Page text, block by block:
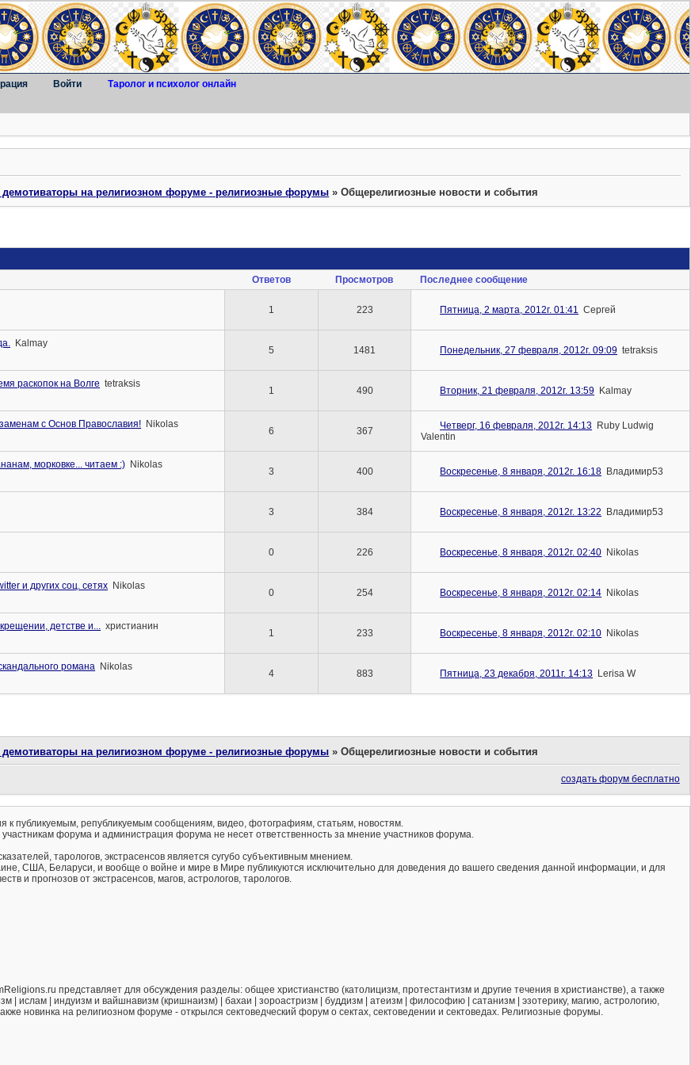
Войти Таролог и психолог онлайн
на религиозном форуме - религиозные форумы »Общерелигиозные новости и события
Ответов Просмотров Последнее сообщение
1 223 Пятница, 2 марта, 2012г. 01:41 Сергей
Kalmay
5 1481 Понедельник, 27 февраля, 2012г. 09:09 tetraksis
раскопок на Волге tetraksis
1 490 Вторник, 21 февраля, 2012г. 13:59 Kalmay
с Основ Православия! Nikolas
6 367 Четверг, 16 февраля, 2012г. 14:13 Ruby Ludwig
Valentin
морковке... читаем :) Nikolas
3 400 Воскресенье, 8 января, 2012г. 16:18 Владимир53
3 384 Воскресенье, 8 января, 2012г. 13:22 Владимир53
0 226 Воскресенье, 8 января, 2012г. 02:40 Nikolas
и других соц. сетях Nikolas
0 254 Воскресенье, 8 января, 2012г. 02:14 Nikolas
детстве и... христианин
1 233 Воскресенье, 8 января, 2012г. 02:10 Nikolas
романа Nikolas
4 883 Пятница, 23 декабря, 2011г. 14:13 Lerisa W
на религиозном форуме - религиозные форумы »Общерелигиозные новости и события
создать форум бесплатно
к публикуемым, републикуемым сообщениям, видео, фотографиям, статьям, новостям.
форума и администрация форума не несет ответственность за мнение участников форума.
тарологов, экстрасенсов является сугубо субъективным мнением.
США, Беларуси, и вообще о войне и мире в Мире публикуются исключительно для доведения до вашего сведения данной информации, и для
и прогнозов от экстрасенсов, магов, астрологов, тарологов.
представляет для обсуждения разделы: общее христианство (католицизм, протестантизм и другие течения в христианстве), а также
| ислам | индуизм и вайшнавизм (кришнаизм) | бахаи | зороастризм | буддизм | атеизм | философию | сатанизм | эзотерику, магию, астрологию,
новинка на религиозном форуме - открылся сектоведческий форум о сектах, сектоведении и сектоведах. Религиозные форумы.